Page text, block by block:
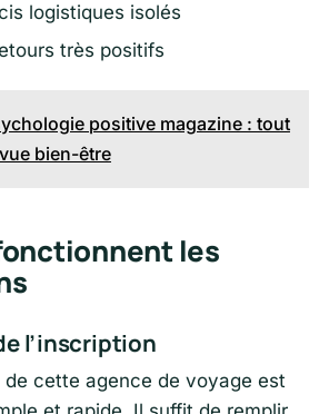
logistiques isolés
très positifs
positive magazine : tout
bien-être
les
l’inscription
de cette agence de voyage est